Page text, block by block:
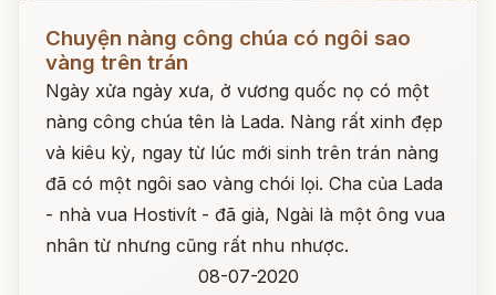
Chuyện nàng công chúa có ngôi sao
vàng trên trán
Ngày xửa ngày xưa, ở vương quốc nọ có một
nàng công chúa tên là Lada. Nàng rất xinh đẹp
và kiêu kỳ, ngay từ lúc mới sinh trên trán nàng
đã có một ngôi sao vàng chói lọi. Cha của Lada
- nhà vua Hostivít - đã già, Ngài là một ông vua
nhân từ nhưng cũng rất nhu nhược.
08-07-2020